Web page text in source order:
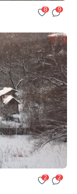
8 9
2 2